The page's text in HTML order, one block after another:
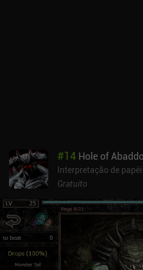
#14 Hole of
Interpretação de
Gratuito